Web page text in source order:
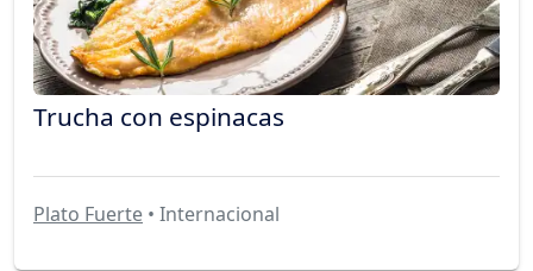
Trucha con espinacas
Plato Fuerte • Internacional